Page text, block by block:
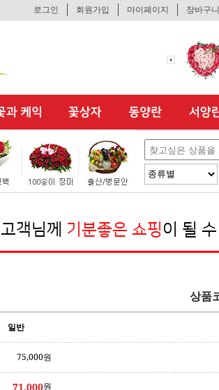
로그인 회원가입 마이페이지 장바구니
기분좋은 쇼핑이 될 수 있도록
상품
일반
75,000원
71,000원